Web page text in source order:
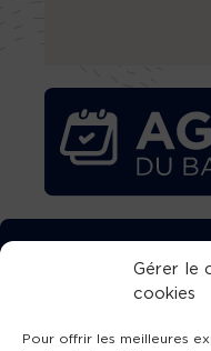
Gérer le
cookies
Pour offrir les meilleures